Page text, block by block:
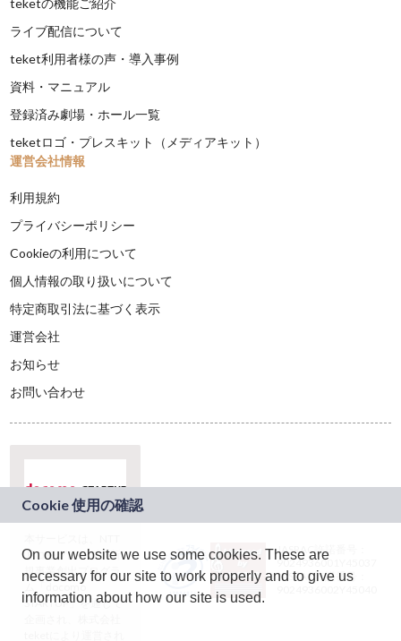
teketの機能ご紹介
ライブ配信について
teket利用者様の声・導入事例
資料・マニュアル
登録済み劇場・ホール一覧
teketロゴ・プレスキット（メディアキット）
運営会社情報
利用規約
プライバシーポリシー
Cookieの利用について
個人情報の取り扱いについて
特定商取引法に基づく表示
運営会社
お知らせ
お問い合わせ
ドコモグループの新
規事業創出プログラ
ム「docomo
STARTUP」を通じて
JASRAC許諾番号：
9024936001Y45037
JASRAC許諾番号：
On our website we use some cookies. These are
necessary for our site to work properly and to give us
information about how our site is used.